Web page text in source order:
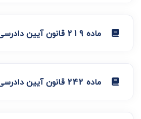
ماده 219 قانون آیین دادرسی کیفری
ماده 242 قانون آیین دادرسی کیفری